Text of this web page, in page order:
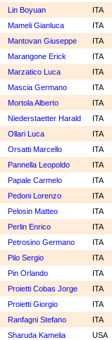
Lin Boyuan
ITA
Mameli Gianluca
ITA
Mantovan Giuseppe
ITA
Marangone Erick
ITA
Marzatico Luca
ITA
Mascia Germano
ITA
Mortola Alberto
ITA
Niederstaetter Harald
ITA
Ollari Luca
ITA
Orsatti Marcello
ITA
Pannella Leopoldo
ITA
Papale Carmelo
ITA
Pedoni Lorenzo
ITA
Pelosin Matteo
ITA
Perlin Enrico
ITA
Petrosino Germano
ITA
Pilo Sergio
ITA
Pin Orlando
ITA
Proietti Cobas Jorge
ITA
Proietti Giorgio
ITA
Ranfagni Stefano
ITA
Sharuda Kamelia
USA